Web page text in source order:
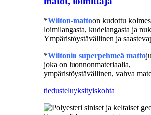
*Wilton-mattoon kudottu
loimilangasta, kudelangasta ja
Ympäristöystävällinen ja
*Wiltonin superpehmeä matto
joka on luonnonmateriaalia,
ympäristöystävällinen, vahva
tiedusteluyksityiskohta